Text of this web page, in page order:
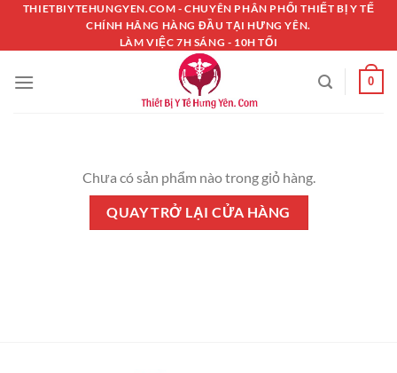
Chuyển
nội
dung
THIETBIYTEHUNGYEN.COM - CHUYÊN PHÂN PHỐI THIẾT BỊ Y TẾ
CHÍNH HÃNG HÀNG ĐẦU TẠI HƯNG YÊN.
LÀM VIỆC 7H SÁNG - 10H TỐI
0
Chưa có sản phẩm nào trong giỏ hàng.
QUAY TRỞ LẠI CỬA HÀNG